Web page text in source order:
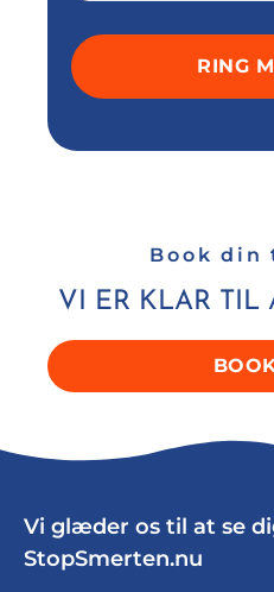
Book din
VI ER KLAR TIL
Vi glæder os til at se
StopSmerten.nu